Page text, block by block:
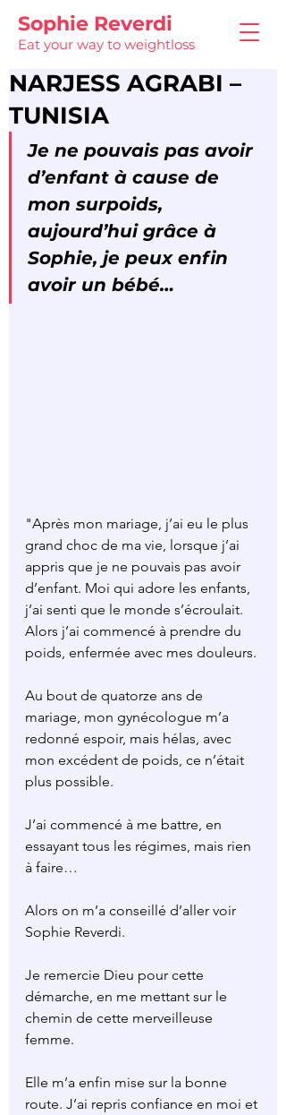
Sophie Reverdi
Eat your way to weightloss
NARJESS AGRABI –
TUNISIA
Je ne pouvais pas avoir
d’enfant à cause de
mon surpoids,
aujourd’hui grâce à
Sophie, je peux enfin
avoir un bébé…
"Après mon mariage, j’ai eu le plus
grand choc de ma vie, lorsque j’ai
appris que je ne pouvais pas avoir
d’enfant. Moi qui adore les enfants,
j’ai senti que le monde s’écroulait.
Alors j’ai commencé à prendre du
poids, enfermée avec mes douleurs.
Au bout de quatorze ans de
mariage, mon gynécologue m’a
redonné espoir, mais hélas, avec
mon excédent de poids, ce n’était
plus possible.
J’ai commencé à me battre, en
essayant tous les régimes, mais rien
à faire…
Alors on m’a conseillé d’aller voir
Sophie Reverdi.
Je remercie Dieu pour cette
démarche, en me mettant sur le
chemin de cette merveilleuse
femme.
Elle m’a enfin mise sur la bonne
route. J’ai repris confiance en moi et